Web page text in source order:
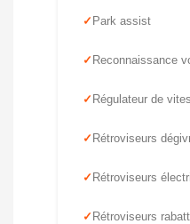
Park assist
Reconnaissance
Régulateur de
Rétroviseurs
Rétroviseurs
Rétroviseurs